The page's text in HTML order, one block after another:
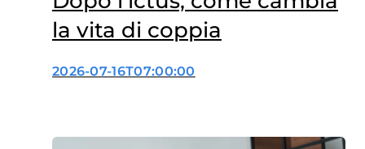
la vita di coppia
2026-07-16T07:00:00